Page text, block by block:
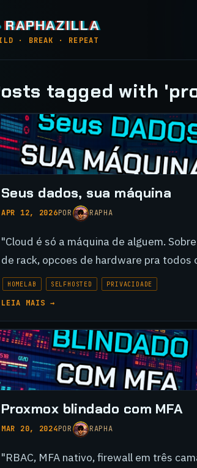
· BREAK · REPEAT
tagged with
Seus dados, sua máquina
APR 12, 2026POR RAPHA
"Cloud é só a máquina de alguem.
de rack, opcoes de hardware pra todos
HOMELAB SELFHOSTED PRIVACIDADE
LEIA MAIS →
Proxmox blindado com MFA
MAR 20, 2024POR RAPHA
"RBAC, MFA nativo, firewall em três